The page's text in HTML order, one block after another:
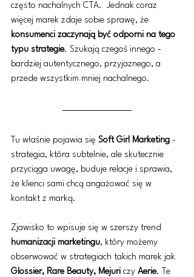
często nachalnych CTA.  Jednak coraz
więcej marek zdaje sobie sprawę, że
konsumenci zaczynają być odporni na tego
typu strategie. Szukają czegoś innego -
bardziej autentycznego, przyjaznego, a
przede wszystkim mniej nachalnego.
Tu właśnie pojawia się Soft Girl Marketing -
strategia, która subtelnie, ale skutecznie
przyciąga uwagę, buduje relacje i sprawia,
że klienci sami chcą angażować się w
kontakt z marką.
Zjawisko to wpisuje się w szerszy trend
humanizacji marketingu, który możemy
obserwować w strategiach takich marek jak
Glossier, Rare Beauty, Mejuri czy Aerie. Te